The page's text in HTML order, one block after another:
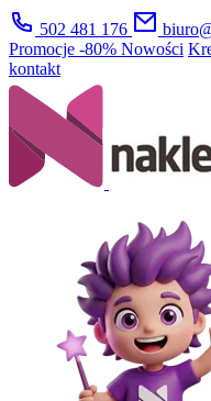
502 481 176
Promocje -80% Nowości
kontakt